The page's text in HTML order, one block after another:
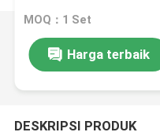
MOQ：1 Set
Harga terbaik
DESKRIPSI PRODUK